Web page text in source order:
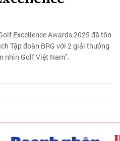
Excellence Awards 2025 đã tôn
Tập đoàn BRG với 2 giải thưởng
nhìn Golf Việt Nam”.